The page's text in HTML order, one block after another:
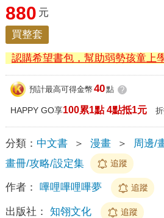
880 元
買整套
認購希望書包，幫助弱勢孩童上
預計最高可得金幣 40點 ?
HAPPY GO享100累1點 4點抵1元
分類： 中文書 ＞ 漫畫 ＞ 周邊/
畫冊/攻略/設定集
追蹤
作者： 嗶哩嗶哩嗶夢 追蹤
出版社： 知翎文化 追蹤